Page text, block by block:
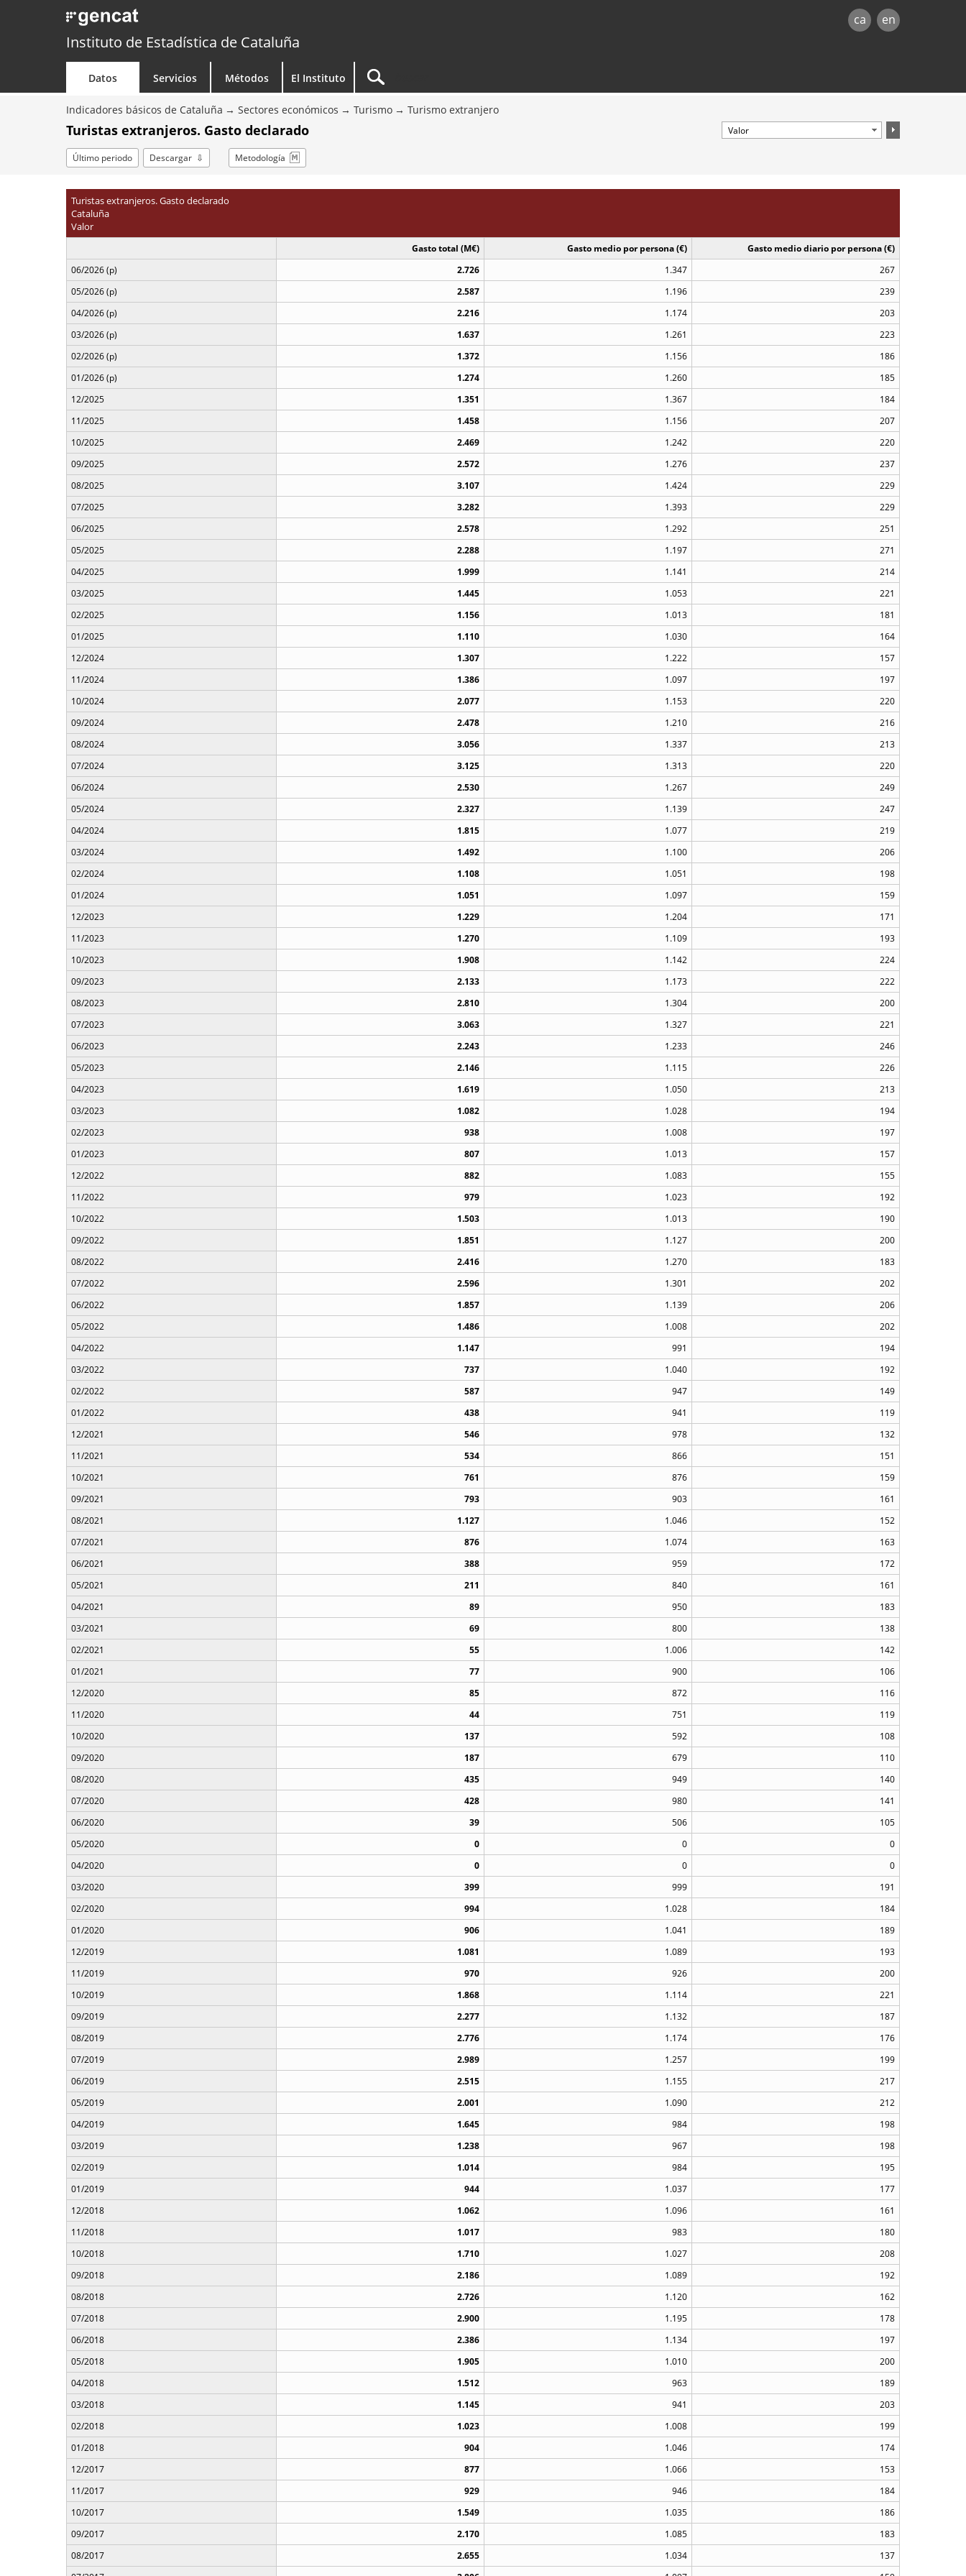
ca en
Instituto de Estadística de Cataluña
Datos Servicios Métodos El Instituto
Indicadores básicos de Cataluña Sectores económicos Turismo Turismo extranjero
Turistas extranjeros. Gasto declarado
Último periodo Descargar Metodología
Turistas extranjeros. Gasto declarado
Cataluña
Valor
Gasto total (M€) Gasto medio por persona (€)
Gasto medio diario por persona (€)
06/2026 (p)
2.726 1.347
267
05/2026 (p)
2.587 1.196
239
04/2026 (p)
2.216 1.174
203
03/2026 (p)
1.637 1.261
223
02/2026 (p)
1.372 1.156
186
01/2026 (p)
1.274 1.260
185
12/2025
1.351 1.367
184
11/2025
1.458 1.156
207
10/2025
2.469 1.242
220
09/2025
2.572 1.276
237
08/2025
3.107 1.424
229
07/2025
3.282 1.393
229
06/2025
2.578 1.292
251
05/2025
2.288 1.197
271
04/2025
1.999 1.141
214
03/2025
1.445 1.053
221
02/2025
1.156 1.013
181
01/2025
1.110 1.030
164
12/2024
1.307 1.222
157
11/2024
1.386 1.097
197
10/2024
2.077 1.153
220
09/2024
2.478 1.210
216
08/2024
3.056 1.337
213
07/2024
3.125 1.313
220
06/2024
2.530 1.267
249
05/2024
2.327 1.139
247
04/2024
1.815 1.077
219
03/2024
1.492 1.100
206
02/2024
1.108 1.051
198
01/2024
1.051 1.097
159
12/2023
1.229 1.204
171
11/2023
1.270 1.109
193
10/2023
1.908 1.142
224
09/2023
2.133 1.173
222
08/2023
2.810 1.304
200
07/2023
3.063 1.327
221
06/2023
2.243 1.233
246
05/2023
2.146 1.115
226
04/2023
1.619 1.050
213
03/2023
1.082 1.028
194
02/2023
938 1.008
197
01/2023
807 1.013
157
12/2022
882 1.083
155
11/2022
979 1.023
192
10/2022
1.503 1.013
190
09/2022
1.851 1.127
200
08/2022
2.416 1.270
183
07/2022
2.596 1.301
202
06/2022
1.857 1.139
206
05/2022
1.486 1.008
202
04/2022
1.147 991
194
03/2022
737 1.040
192
02/2022
587 947
149
01/2022
438 941
119
12/2021
546 978
132
11/2021
534 866
151
10/2021
761 876
159
09/2021
793 903
161
08/2021
1.127 1.046
152
07/2021
876 1.074
163
06/2021
388 959
172
05/2021
211 840
161
04/2021
89 950
183
03/2021
69 800
138
02/2021
55 1.006
142
01/2021
77 900
106
12/2020
85 872
116
11/2020
44 751
119
10/2020
137 592
108
09/2020
187 679
110
08/2020
435 949
140
07/2020
428 980
141
06/2020
39 506
105
05/2020
0 0
0
04/2020
0 0
0
03/2020
399 999
191
02/2020
994 1.028
184
01/2020
906 1.041
189
12/2019
1.081 1.089
193
11/2019
970 926
200
10/2019
1.868 1.114
221
09/2019
2.277 1.132
187
08/2019
2.776 1.174
176
07/2019
2.989 1.257
199
06/2019
2.515 1.155
217
05/2019
2.001 1.090
212
04/2019
1.645 984
198
03/2019
1.238 967
198
02/2019
1.014 984
195
01/2019
944 1.037
177
12/2018
1.062 1.096
161
11/2018
1.017 983
180
10/2018
1.710 1.027
208
09/2018
2.186 1.089
192
08/2018
2.726 1.120
162
07/2018
2.900 1.195
178
06/2018
2.386 1.134
197
05/2018
1.905 1.010
200
04/2018
1.512 963
189
03/2018
1.145 941
203
02/2018
1.023 1.008
199
01/2018
904 1.046
174
12/2017
877 1.066
153
11/2017
929 946
184
10/2017
1.549 1.035
186
09/2017
2.170 1.085
183
08/2017
2.655 1.034
137